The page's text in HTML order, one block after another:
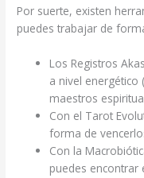
Por suerte, existen
puedes trabajar de
Los Registros
a nivel energético
maestros
Con el Tarot
forma de
Con la
puedes encontrar